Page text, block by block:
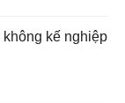
kế nghiệp